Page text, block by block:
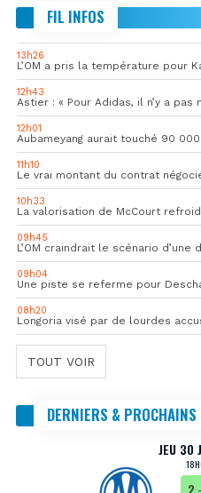
FIL INFOS
13h26
L’OM a pris la température pour
12h43
Astier : « Pour Adidas, il n’y a pas
12h01
Aubameyang aurait touché 90
11h10
Le vrai montant du contrat
10h33
La valorisation de McCourt
09h45
L’OM craindrait le scénario
09h04
Une piste se referme pour
08h20
Longoria visé par de lourdes
TOUT VOIR
DERNIERS & PROCHAINS
JEU 30